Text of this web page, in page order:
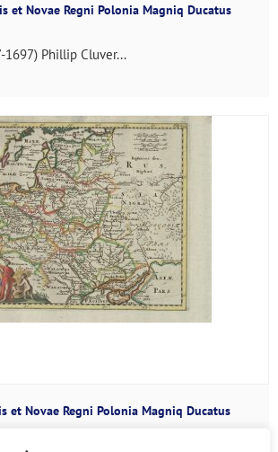
et Novae Regni Polonia Magniq Ducatus
1697) Phillip Cluver...
et Novae Regni Polonia Magniq Ducatus